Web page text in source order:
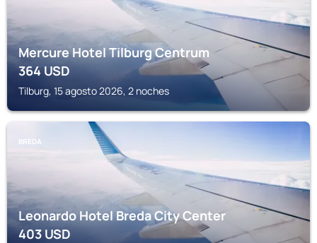
Mercure Hotel Tilburg Centrum
364USD
Tilburg, 15 agosto 2026, 2 noches
BREDA
Leonardo Hotel Breda City Center
403USD